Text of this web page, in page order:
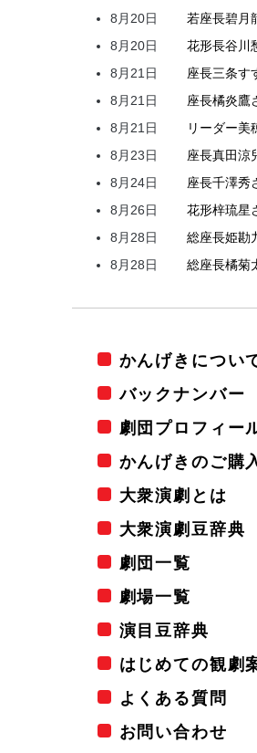
8月20日
若座長碧月
8月20日
花形長谷川
8月21日
座長三条す
8月21日
座長橘炎鷹
8月21日
リーダー美
8月23日
座長真田涼
8月24日
座長千澤秀
8月26日
花形梓琉星
8月28日
総座長姫勘
8月28日
総座長橘菊
かんげきについ
バックナンバー
劇団プロフィー
かんげきのご購
大衆演劇とは
大衆演劇豆辞典
劇団一覧
劇場一覧
演目豆辞典
はじめての観劇
よくある質問
お問い合わせ